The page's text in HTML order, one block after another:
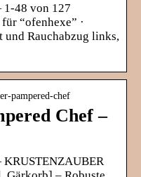
48 von 127
“ofenhexe” ·
Rauchabzug links,
pampered-chef
Chef –